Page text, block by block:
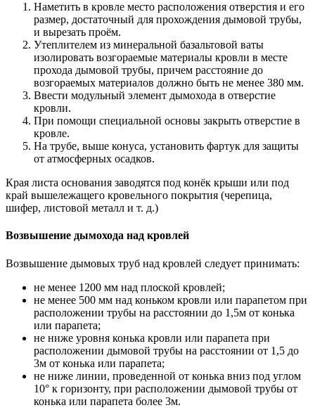
Наметить в кровле место расположения отверстия и его
размер, достаточный для прохождения дымовой трубы,
и вырезать проём.
Утеплителем из минеральной базальтовой ваты
изолировать возгораемые материалы кровли в месте
прохода дымовой трубы, причем расстояние до
возгораемых материалов должно быть не менее 380 мм.
Ввести модульный элемент дымохода в отверстие
кровли.
При помощи специальной основы закрыть отверстие в
кровле.
На трубе, выше конуса, установить фартук для защиты
от атмосферных осадков.
Края листа основания заводятся под конёк крыши или под
край вышележащего кровельного покрытия (черепица,
шифер, листовой металл и т. д.)
Возвышение дымохода над кровлей
Возвышение дымовых труб над кровлей следует принимать:
не менее 1200 мм над плоской кровлей;
не менее 500 мм над коньком кровли или парапетом при
расположении трубы на расстоянии до 1,5м от конька
или парапета;
не ниже уровня конька кровли или парапета при
расположении дымовой трубы на расстоянии от 1,5 до
3м от конька или парапета;
не ниже линии, проведенной от конька вниз под углом
10° к горизонту, при расположении дымовой трубы от
конька или парапета более 3м.